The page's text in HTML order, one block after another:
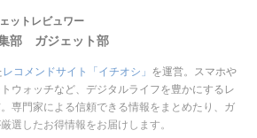
ットレビュワー
部 ガジェット部
レコメンドサイト「イチオシ」 を運営。スマホや
ウォッチなど、デジタルライフを豊かにするレ
専門家による信頼できる情報をまとめたり、ガ
選したお得情報をお届けします。